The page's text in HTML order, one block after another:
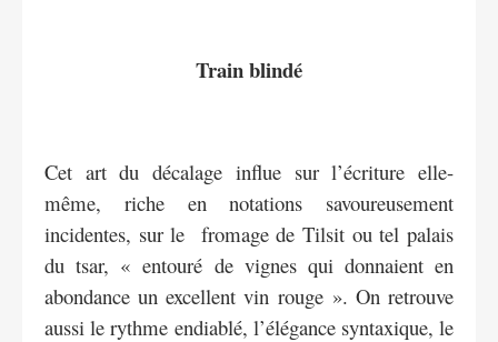
Train blindé
Cet art du décalage influe sur l’écriture elle-
même, riche en notations savoureusement
incidentes, sur le fromage de Tilsit ou tel palais
du tsar, « entouré de vignes qui donnaient en
abondance un excellent vin rouge ». On retrouve
aussi le rythme endiablé, l’élégance syntaxique, le